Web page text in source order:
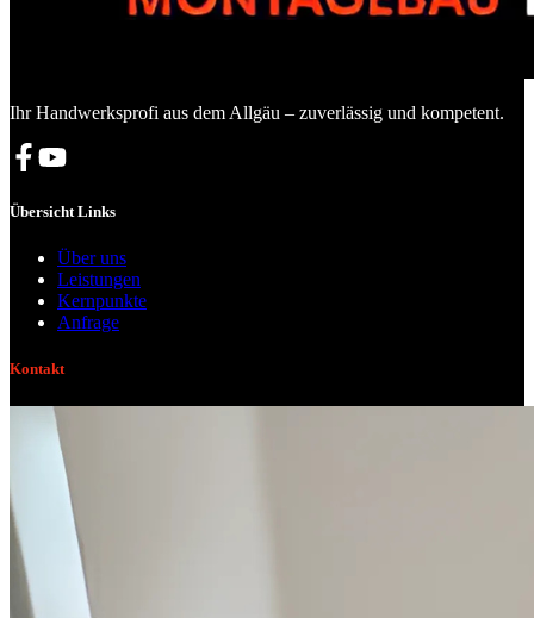
Ihr Handwerksprofi aus dem Allgäu – zuverlässig und kompetent.
Übersicht Links
Über uns
Leistungen
Kernpunkte
Anfrage
Kontakt